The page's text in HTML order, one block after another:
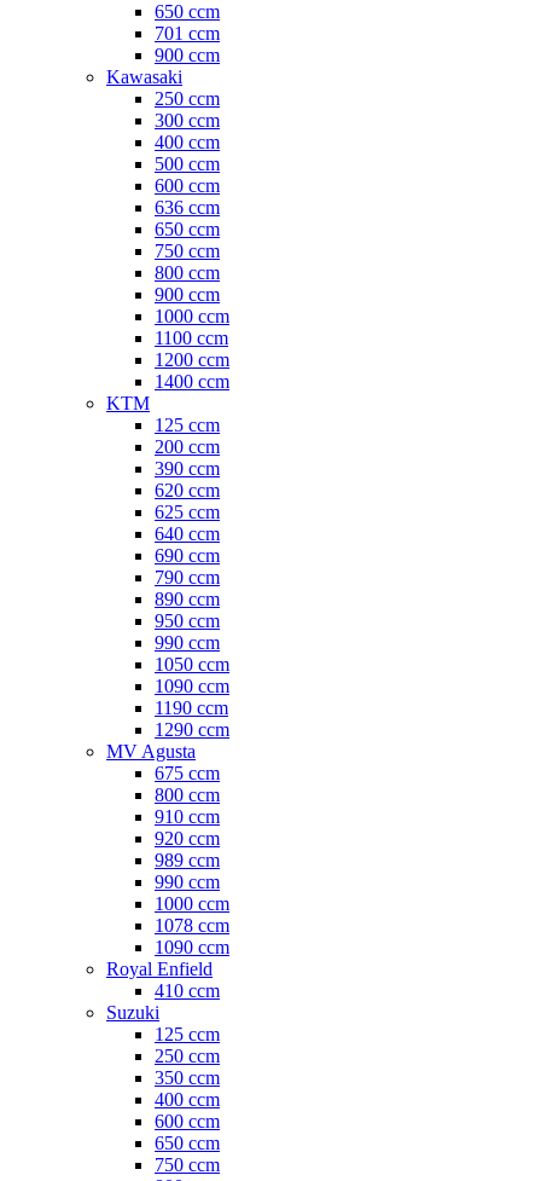
650 ccm
701 ccm
900 ccm
Kawasaki
250 ccm
300 ccm
400 ccm
500 ccm
600 ccm
636 ccm
650 ccm
750 ccm
800 ccm
900 ccm
1000 ccm
1100 ccm
1200 ccm
1400 ccm
KTM
125 ccm
200 ccm
390 ccm
620 ccm
625 ccm
640 ccm
690 ccm
790 ccm
890 ccm
950 ccm
990 ccm
1050 ccm
1090 ccm
1190 ccm
1290 ccm
MV Agusta
675 ccm
800 ccm
910 ccm
920 ccm
989 ccm
990 ccm
1000 ccm
1078 ccm
1090 ccm
Royal Enfield
410 ccm
Suzuki
125 ccm
250 ccm
350 ccm
400 ccm
600 ccm
650 ccm
750 ccm